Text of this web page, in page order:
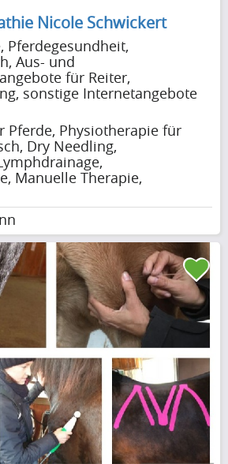
/ Handel
& Verkauf
und Weiterbildung /
für Reiter &
(B2B) / Office
& Apps
Coaching
Nicole Schwickert
Pferdegesundheit,
Aus- und
für Reiter,
sonstige Internetangebote
Pferde, Physiotherapie für
Dry Needling,
Manuelle Therapie,